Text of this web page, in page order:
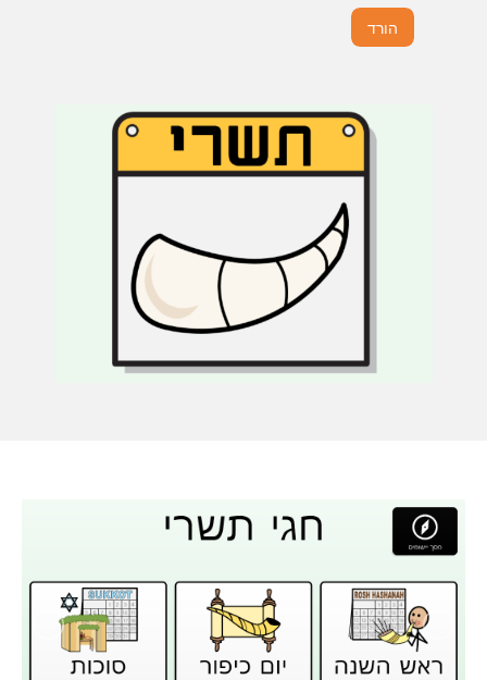
הורד